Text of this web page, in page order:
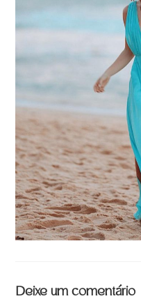
Deixe um comentário